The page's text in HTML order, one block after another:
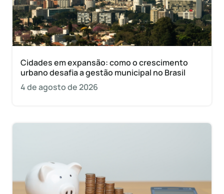
Cidades em expansão: como o crescimento
urbano desafia a gestão municipal no Brasil
4 de agosto de 2026